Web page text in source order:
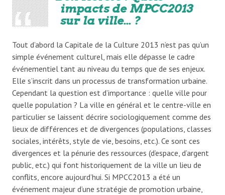
impacts de MPCC2013
sur la ville… ?
Tout d’abord la Capitale de la Culture 2013 n’est pas qu’un
simple événement culturel, mais elle dépasse le cadre
événementiel tant au niveau du temps que de ses enjeux.
Elle s’inscrit dans un processus de transformation urbaine.
Cependant la question est d’importance : quelle ville pour
quelle population ? La ville en général et le centre-ville en
particulier se laissent décrire sociologiquement comme des
lieux de différences et de divergences (populations, classes
sociales, intérêts, style de vie, besoins, etc.). Ce sont ces
divergences et la pénurie des ressources (d’espace, d’argent
public, etc.) qui font historiquement de la ville un lieu de
conflits, encore aujourd’hui. Si MPCC2013 a été un
événement majeur d’une stratégie de promotion urbaine,